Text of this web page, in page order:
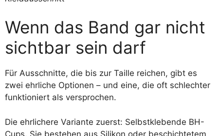
Wenn das Band gar nicht
sichtbar sein darf
Für Ausschnitte, die bis zur Taille reichen, gibt es
zwei ehrliche Optionen – und eine, die oft schlechter
funktioniert als versprochen.
Die ehrlichere Variante zuerst: Selbstklebende BH-
Cups. Sie bestehen aus Silikon oder beschichtetem